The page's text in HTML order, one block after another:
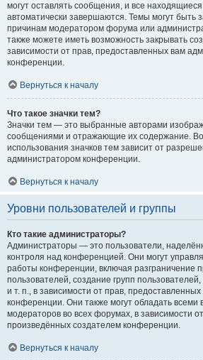
могут оставлять сообщения, и все
автоматически завершаются. Темы могут быть
причинам модератором форума или
также можете иметь возможность закрывать
зависимости от прав, предоставленных вам
конференции.
Вернуться к началу
Что такое значки тем?
Значки тем — это выбранные авторами
сообщениями и отражающие их содержание.
использования значков тем зависит от
администратором конференции.
Вернуться к началу
Уровни пользователей и группы
Кто такие администраторы?
Администраторы — это пользователи,
контроля над конференцией. Они могут
работы конференции, включая разграничение
пользователей, создание групп
и т. п., в зависимости от прав,
конференции. Они также могут обладать всеми
модераторов во всех форумах, в зависимости
произведённых создателем конференции.
Вернуться к началу